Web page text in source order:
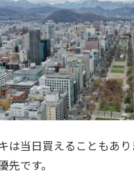
は当日買えることもあ
先です。